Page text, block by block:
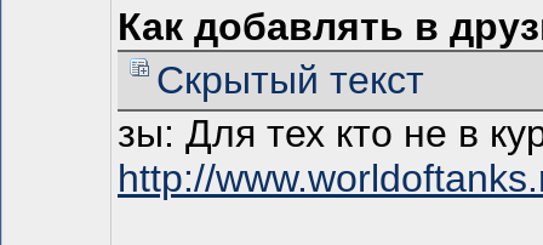
Как добавлять в
Скрытый текст
зы: Для тех кто не в
http://